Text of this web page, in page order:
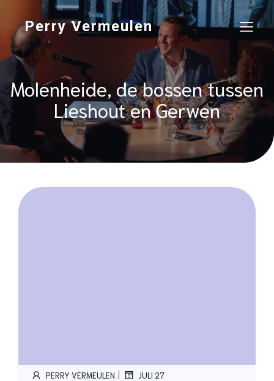
Perry Vermeulen
Molenheide, de bossen tussen
Lieshout en Gerwen
PERRY VERMEULEN | JULI 27